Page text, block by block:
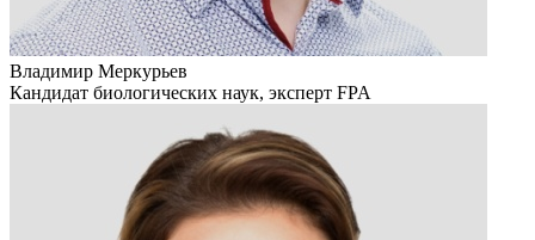
Владимир Меркурьев
Кандидат биологических наук, эксперт FPA